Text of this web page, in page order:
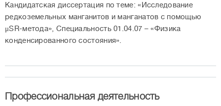
Кандидатская диссертация по теме: «Исследование
редкоземельных манганитов и манганатов с помощью
μSR-метода», Специальность 01.04.07 – «Физика
конденсированного состояния».
Профессиональная деятельность